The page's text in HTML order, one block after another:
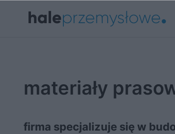
materiały
firma specjalizuje się w